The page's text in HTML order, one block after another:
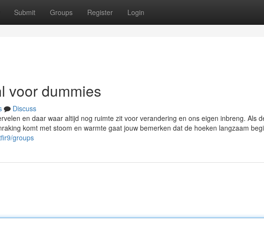
Submit Groups Register Login
voor dummies
Discuss
en daar waar altijd nog ruimte zit voor verandering en ons eigen inbreng. Als
komt met stoom en warmte gaat jouw bemerken dat de hoeken langzaam
groups